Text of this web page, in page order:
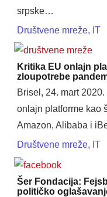
srpske…
Društvene mreže, IT
Kritika EU onlajn
zloupotrebe
Brisel, 24. mart
onlajn platforme kao
Amazon, Alibaba i
Društvene mreže, IT
Šer Fondacija:
političko